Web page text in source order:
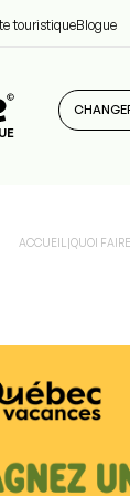
touristiqueBlogue
ACCUEIL |QUOI